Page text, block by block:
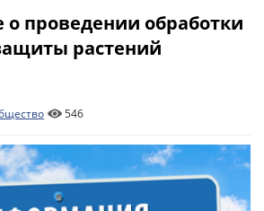
проведении обработки
растений
546